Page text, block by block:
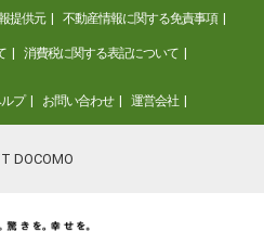
提供元 不動産情報に関する免責事項
消費税に関する表記について
プ お問い合わせ 運営会社
DOCOMO